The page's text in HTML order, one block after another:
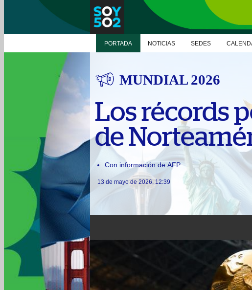
PORTADA NOTICIAS SEDES
MUNDIAL 2026
Los récords
de
Con información de AFP
13 de mayo de 2026, 12:39